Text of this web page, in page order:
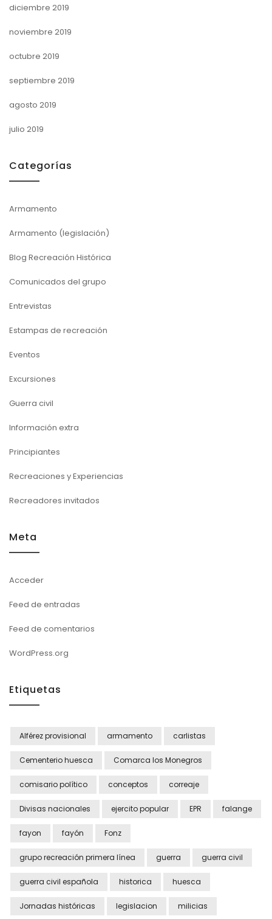
diciembre 2019
noviembre 2019
octubre 2019
septiembre 2019
agosto 2019
julio 2019
Categorías
Armamento
Armamento (legislación)
Blog Recreación Histórica
Comunicados del grupo
Entrevistas
Estampas de recreación
Eventos
Excursiones
Guerra civil
Información extra
Principiantes
Recreaciones y Experiencias
Recreadores invitados
Meta
Acceder
Feed de entradas
Feed de comentarios
WordPress.org
Etiquetas
Alférez provisional armamento carlistas
Cementerio huesca Comarca los Monegros
comisario político conceptos correaje
Divisas nacionales ejercito popular EPR falange
fayon fayón Fonz
grupo recreación primera línea guerra guerra civil
guerra civil española historica huesca
Jornadas históricas legislacion milicias